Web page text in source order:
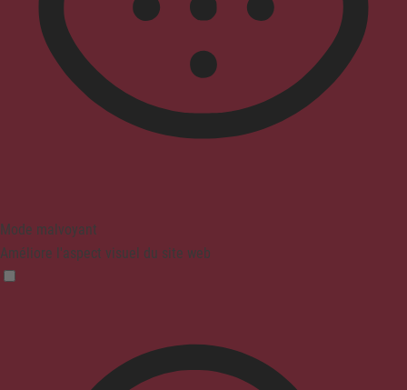
Mode malvoyant
Améliore l'aspect visuel du site web